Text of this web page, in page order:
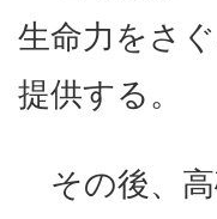
生命力をさ
提供する。
その後、高